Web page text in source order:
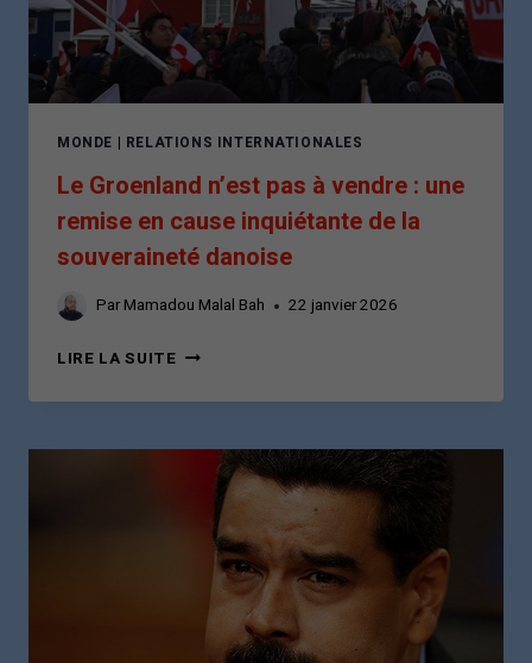
STRATÉGIE
ENTRE
IMPROVISATION
POLITIQUE
MONDE | RELATIONS INTERNATIONALES
Le Groenland n’est pas à vendre : une
remise en cause inquiétante de la
souveraineté danoise
Par Mamadou Malal Bah 22 janvier 2026
LIRE LA SUITELE
N’EST
À
VENDRE
REMISE
CAUSE
INQUIÉTANTE